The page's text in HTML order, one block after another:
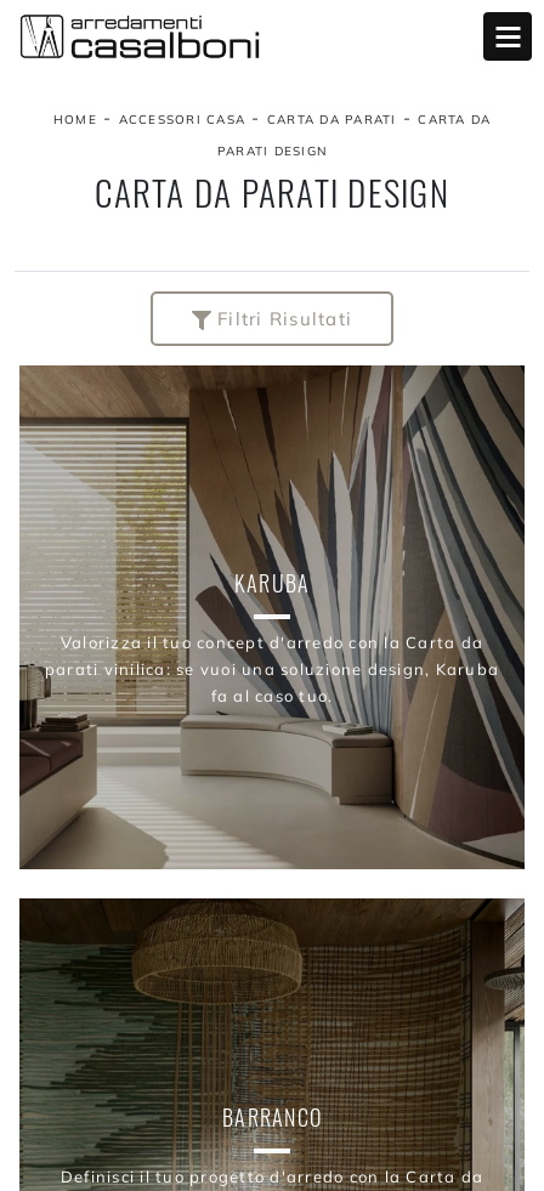
HOME - ACCESSORI CASA - CARTA DA PARATI -CARTA DA
PARATI DESIGN
CARTA DA PARATI DESIGN
Filtri Risultati
KARUBA
Valorizza il tuo concept d'arredo con la Carta da
parati vinilica: se vuoi una soluzione design, Karuba
fa al caso tuo.
BARRANCO
Definisci il tuo progetto d'arredo con la Carta da